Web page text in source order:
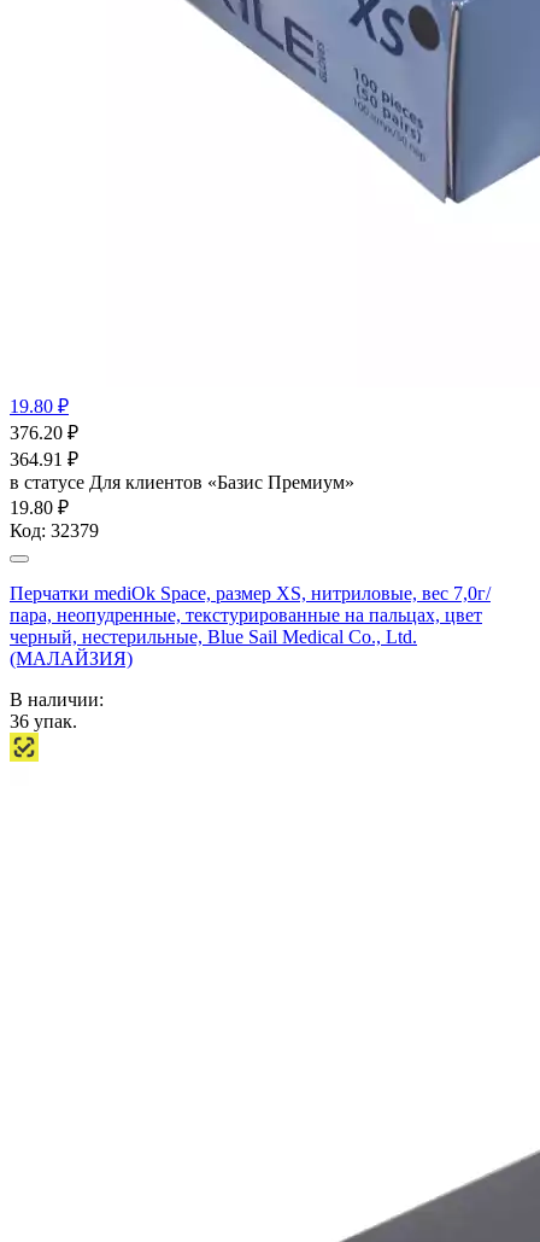
19.80 ₽
376.20 ₽
364.91 ₽
в статусе Для клиентов «Базис Премиум»
19.80 ₽
Код: 32379
Перчатки mediOk Space, размер XS, нитриловые, вес 7,0г/
пара, неопудренные, текстурированные на пальцах, цвет
черный, нестерильные, Blue Sail Medical Co., Ltd.
(МАЛАЙЗИЯ)
В наличии:
36 упак.